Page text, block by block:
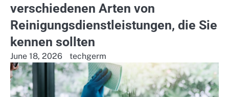
verschiedenen Arten von
Reinigungsdienstleistungen, die Sie
kennen sollten
June 18, 2026 techgerm